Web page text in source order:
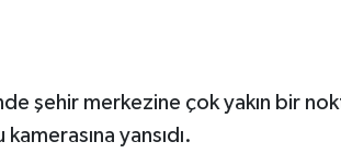
şehir merkezine çok yakın bir
yansıdı.